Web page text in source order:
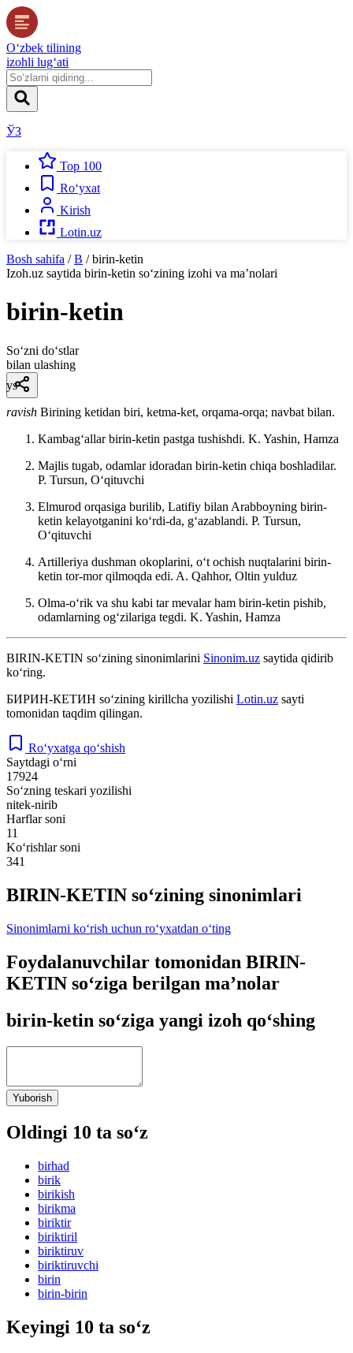
O‘zbek tilining
izohli lug‘ati
ЎЗ
Top 100
Ro‘yxat
Kirish
Lotin.uz
Bosh sahifa / B / birin-ketin
Izoh.uz saytida birin-ketin so‘zining izohi va ma’nolari
birin-ketin
So‘zni do‘stlar
bilan ulashing
ys
ravish Birining ketidan biri, ketma-ket, orqama-orqa; navbat bilan.
Kambagʻallar birin-ketin pastga tushishdi. K. Yashin, Hamza
Majlis tugab, odamlar idoradan birin-ketin chiqa boshladilar.
P. Tursun, Oʻqituvchi
Elmurod orqasiga burilib, Latifiy bilan Arabboyning birin-
ketin kelayotganini koʻrdi-da, gʻazablandi. P. Tursun,
Oʻqituvchi
Artilleriya dushman okoplarini, oʻt ochish nuqtalarini birin-
ketin tor-mor qilmoqda edi. A. Qahhor, Oltin yulduz
Olma-oʻrik va shu kabi tar mevalar ham birin-ketin pishib,
odamlarning ogʻzilariga tegdi. K. Yashin, Hamza
BIRIN-KETIN so‘zining sinonimlarini Sinonim.uz saytida qidirib
ko‘ring.
БИРИН-КЕТИН so‘zining kirillcha yozilishi Lotin.uz sayti
tomonidan taqdim qilingan.
Ro‘yxatga qo‘shish
Saytdagi o‘rni
17924
So‘zning teskari yozilishi
nitek-nirib
Harflar soni
11
Ko‘rishlar soni
341
BIRIN-KETIN so‘zining sinonimlari
Sinonimlarni ko‘rish uchun ro‘yxatdan o‘ting
Foydalanuvchilar tomonidan BIRIN-
KETIN so‘ziga berilgan ma’nolar
birin-ketin so‘ziga yangi izoh qo‘shing
Yuborish
Oldingi 10 ta so‘z
birhad
birik
birikish
birikma
biriktir
biriktiril
biriktiruv
biriktiruvchi
birin
birin-birin
Keyingi 10 ta so‘z